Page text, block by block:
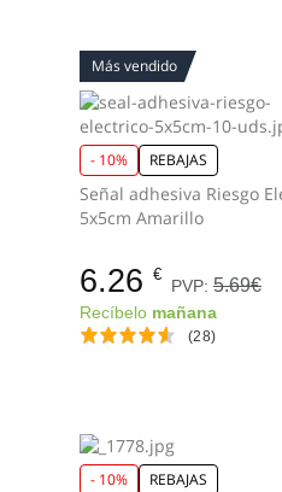
Más vendido
- 10% REBAJAS
Señal adhesiva Riesgo
5x5cm Amarillo
6.26 €
PVP: 5.69€
Recíbelo mañana
(28)
- 10% REBAJAS